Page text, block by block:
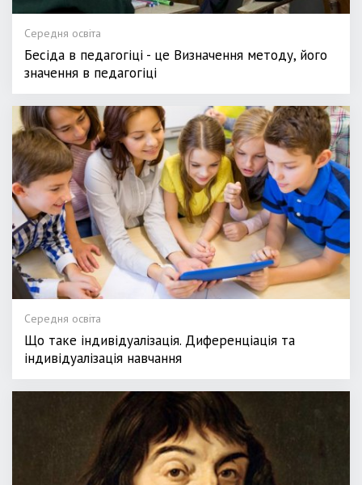
Середня освіта
Бесіда в педагогіці - це Визначення методу, його
значення в педагогіці
Середня освіта
Що таке індивідуалізація. Диференціація та
індивідуалізація навчання